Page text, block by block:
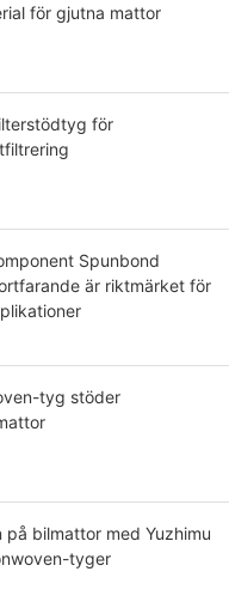
för gjutna mattor
för
Spunbond
är riktmärket för
tyg stöder
bilmattor med Yuzhimu
tyger